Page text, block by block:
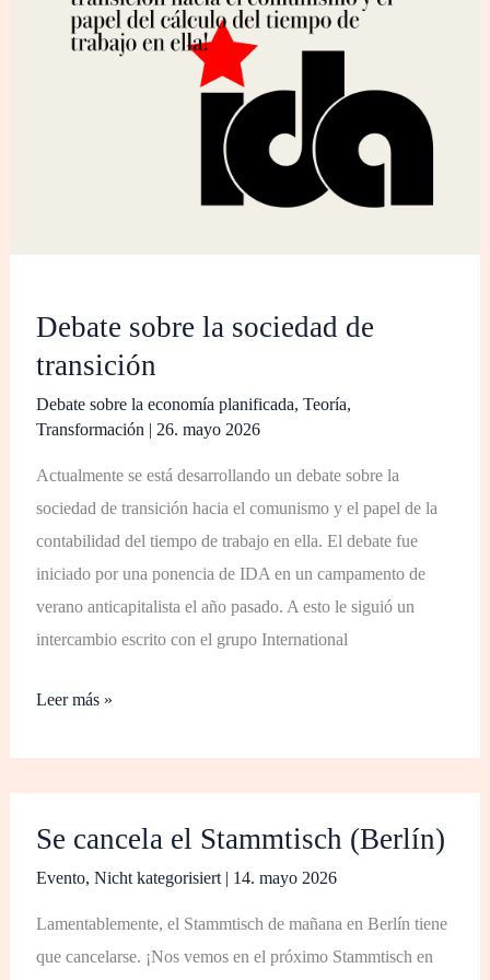
Debate sobre la sociedad de
transición
Debate sobre la economía planificada,Teoría,
Transformación |26. mayo 2026
Actualmente se está desarrollando un debate sobre la
sociedad de transición hacia el comunismo y el papel de la
contabilidad del tiempo de trabajo en ella. El debate fue
iniciado por una ponencia de IDA en un campamento de
verano anticapitalista el año pasado. A esto le siguió un
intercambio escrito con el grupo International
Leer más »
Se cancela el Stammtisch (Berlín)
Evento,Nicht kategorisiert | 14. mayo 2026
Lamentablemente, el Stammtisch de mañana en Berlín tiene
que cancelarse. ¡Nos vemos en el próximo Stammtisch en
cancela
el